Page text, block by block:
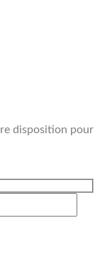
disposition pour